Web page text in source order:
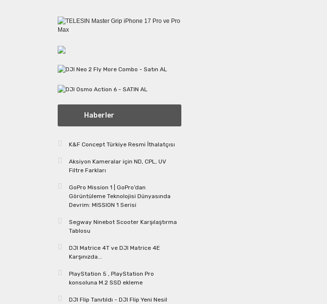
Haberler
K&F Concept Türkiye Resmi İthalatçısı
Aksiyon Kameralar için ND, CPL, UV
Filtre Farkları
GoPro Mission 1 | GoPro’dan
Görüntüleme Teknolojisi Dünyasında
Devrim: MISSION 1 Serisi
Segway Ninebot Scooter Karşılaştırma
Tablosu
DJI Matrice 4T ve DJI Matrice 4E
Karşınızda...
PlayStation 5 , PlayStation Pro
konsoluna M.2 SSD ekleme
DJI Flip Tanıtıldı - DJI Flip Yeni Nesil